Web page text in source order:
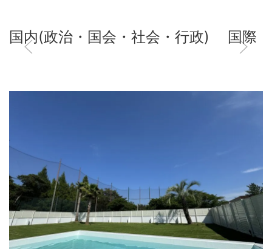
国内(政治・国会・社会・行政) 国際